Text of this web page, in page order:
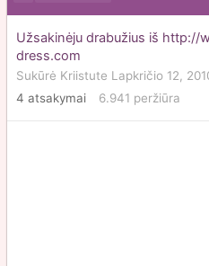
Užsakinėju drabužius iš http://
dress.com
Sukūrė Kriistute Lapkričio 12,
4 atsakymai 6.941 peržiūra